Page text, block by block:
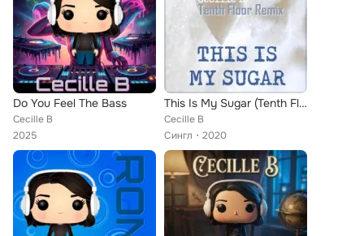
Do You Feel The Bass
Cecille B
2025
This Is My Sugar (Tenth Floor Hipnotic Mix)
Cecille B
Сингл
2020